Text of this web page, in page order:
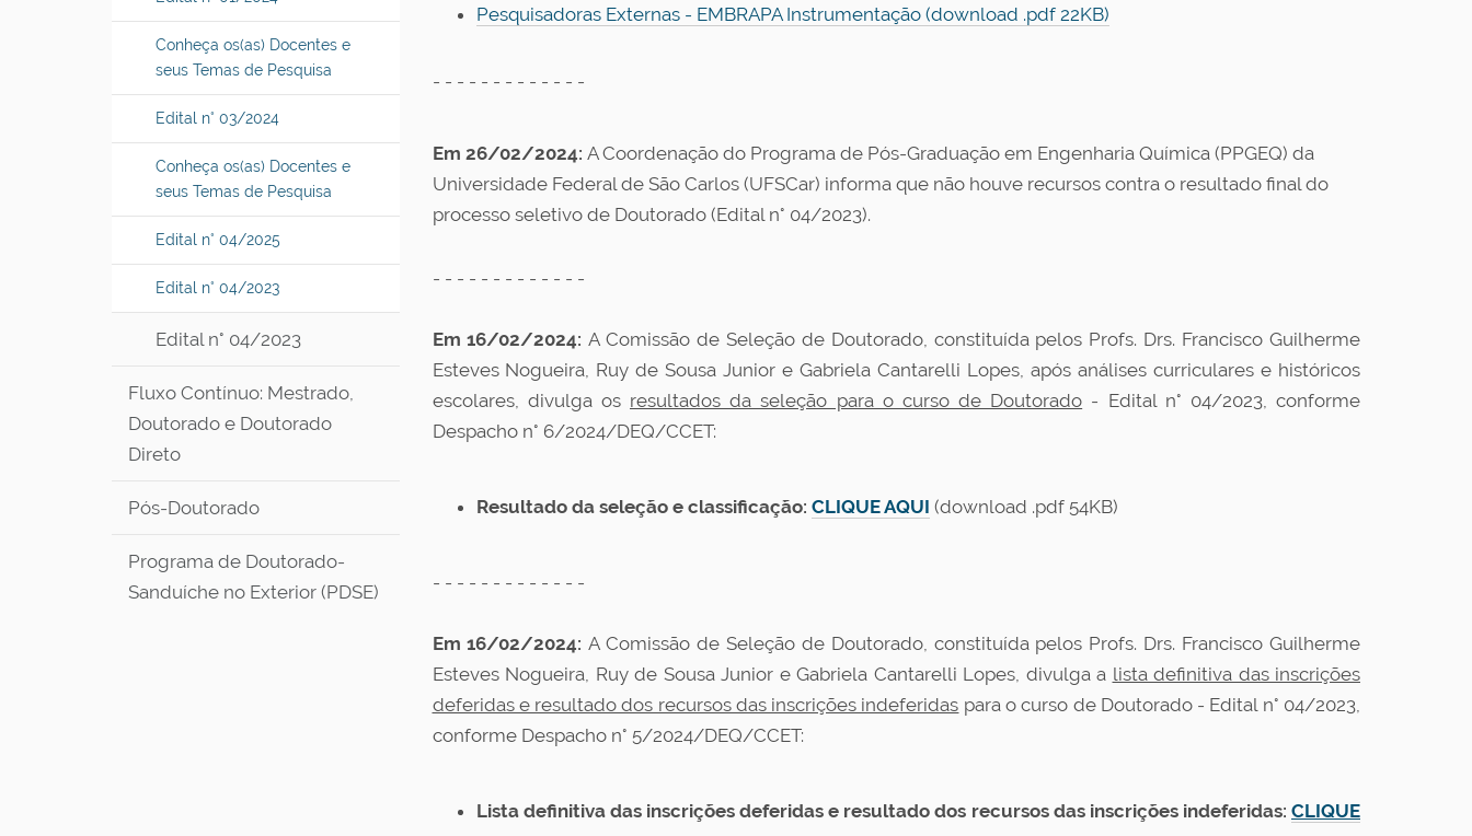
Conheça os(as) Docentes e
seus Temas de Pesquisa
Edital n° 03/2024
Conheça os(as) Docentes e
seus Temas de Pesquisa
Edital n° 04/2025
Edital n° 04/2023
Edital n° 04/2023
Fluxo Contínuo: Mestrado,
Doutorado e Doutorado
Direto
Pós-Doutorado
Programa de Doutorado-
Sanduíche no Exterior (PDSE)
Pesquisadoras Externas - EMBRAPA Instrumentação (download .pdf 22KB)
- - - - - - - - - - - - -
Em 26/02/2024: A Coordenação do Programa de Pós-Graduação em Engenharia Química (PPGEQ) da
Universidade Federal de São Carlos (UFSCar) informa que não houve recursos contra o resultado final do
processo seletivo de Doutorado (Edital n° 04/2023).
- - - - - - - - - - - - -
Em 16/02/2024:A Comissão de Seleção de Doutorado, constituída pelos Profs. Drs. Francisco Guilherme
Esteves Nogueira, Ruy de Sousa Junior e Gabriela Cantarelli Lopes, após análises curriculares e históricos
escolares, divulga os resultados da seleção para o curso de Doutorado - Edital n° 04/2023, conforme
Despacho n° 6/2024/DEQ/CCET:
Resultado da seleção e classificação: CLIQUE AQUI (download .pdf 54KB)
- - - - - - - - - - - - -
Em 16/02/2024:A Comissão de Seleção de Doutorado, constituída pelos Profs. Drs. Francisco Guilherme
Esteves Nogueira, Ruy de Sousa Junior e Gabriela Cantarelli Lopes, divulga a lista definitiva das inscrições
deferidas e resultado dos recursos das inscrições indeferidas para o curso de Doutorado - Edital n° 04/2023,
conforme Despacho n° 5/2024/DEQ/CCET:
Lista definitiva das inscrições deferidas e resultado dos recursos das inscrições indeferidas: CLIQUE